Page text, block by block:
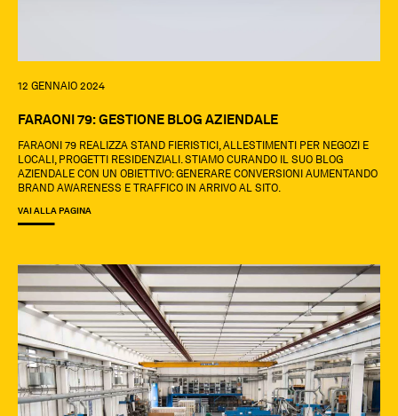
12 GENNAIO 2024
FARAONI 79: GESTIONE BLOG AZIENDALE
FARAONI 79 REALIZZA STAND FIERISTICI, ALLESTIMENTI PER NEGOZI E
LOCALI, PROGETTI RESIDENZIALI. STIAMO CURANDO IL SUO BLOG
AZIENDALE CON UN OBIETTIVO: GENERARE CONVERSIONI AUMENTANDO
BRAND AWARENESS E TRAFFICO IN ARRIVO AL SITO.
VAI ALLA PAGINA